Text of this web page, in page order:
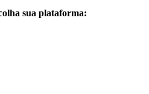
sua plataforma: